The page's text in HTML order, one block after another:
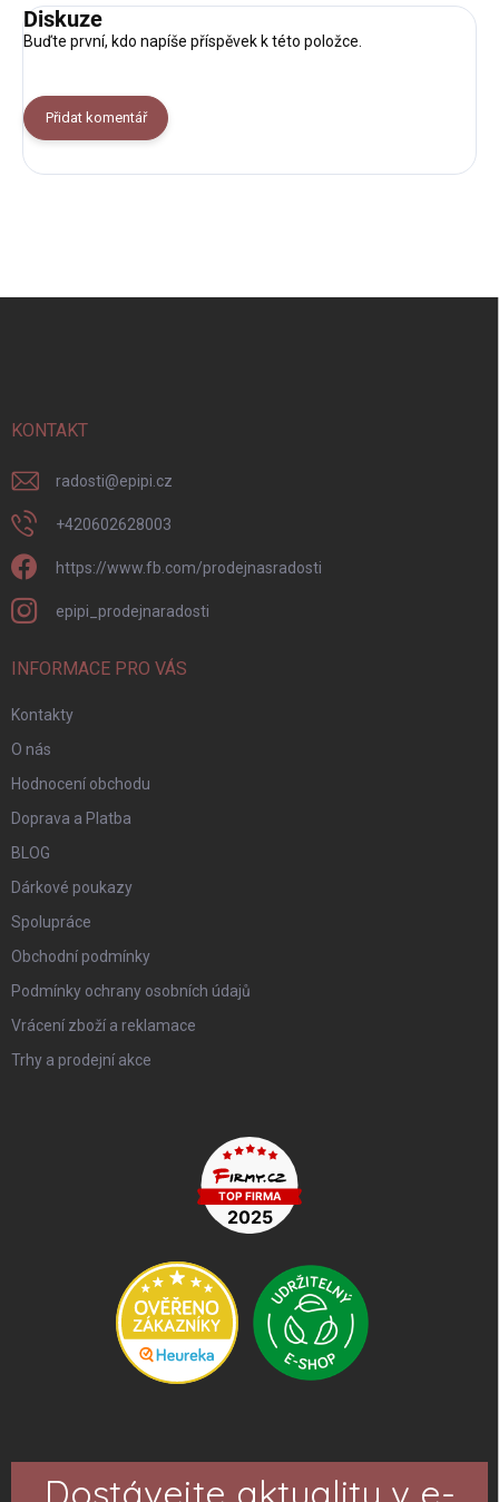
Diskuze
Buďte první, kdo napíše příspěvek k této položce.
Přidat komentář
KONTAKT
radosti@epipi.cz
+420602628003
https://www.fb.com/prodejnasradosti
epipi_prodejnaradosti
INFORMACE PRO VÁS
Kontakty
O nás
Hodnocení obchodu
Doprava a Platba
BLOG
Dárkové poukazy
Spolupráce
Obchodní podmínky
Podmínky ochrany osobních údajů
Vrácení zboží a reklamace
Trhy a prodejní akce
Dostávejte aktuality v e-